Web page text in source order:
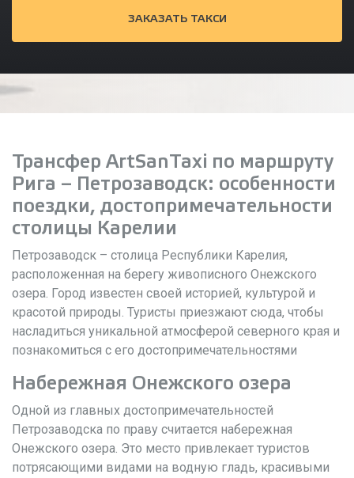
ЗАКАЗАТЬ ТАКСИ
Трансфер ArtSanTaxi по маршруту
Рига – Петрозаводск: особенности
поездки, достопримечательности
столицы Карелии
Петрозаводск – столица Республики Карелия,
расположенная на берегу живописного Онежского
озера. Город известен своей историей, культурой и
красотой природы. Туристы приезжают сюда, чтобы
насладиться уникальной атмосферой северного края и
познакомиться с его достопримечательностями
Набережная Онежского озера
Одной из главных достопримечательностей
Петрозаводска по праву считается набережная
Онежского озера. Это место привлекает туристов
потрясающими видами на водную гладь, красивыми